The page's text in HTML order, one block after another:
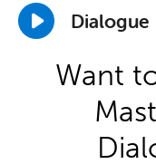
Dialogue
Want